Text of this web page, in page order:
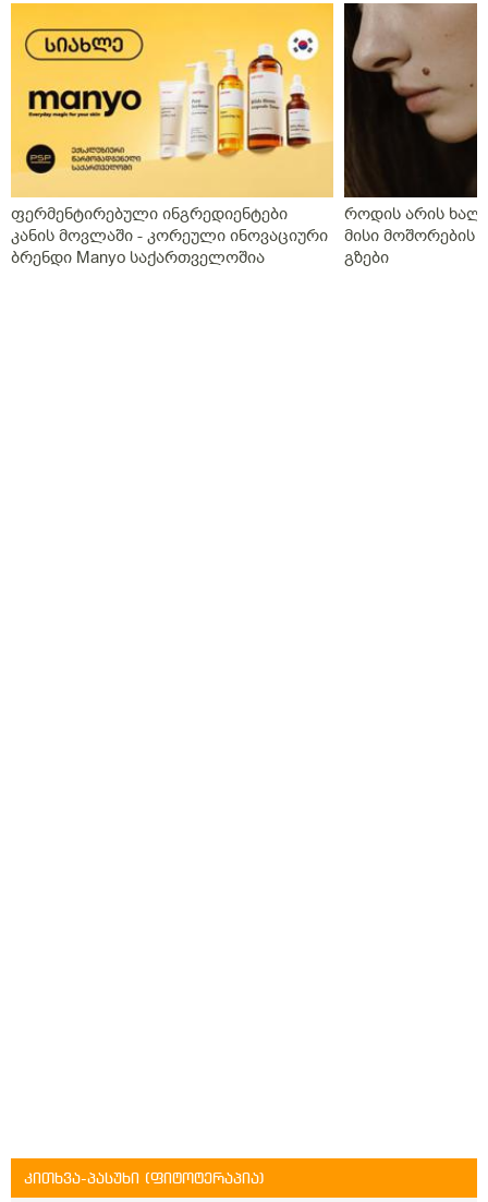
ფერმენტირებული ინგრედიენტები
კანის მოვლაში - კორეული ინოვაციური
ბრენდი Manyo საქართველოშია
როდის არის
მისი მოშორების
გზები
კითხვა-პასუხი (ფიტოტერაპია)